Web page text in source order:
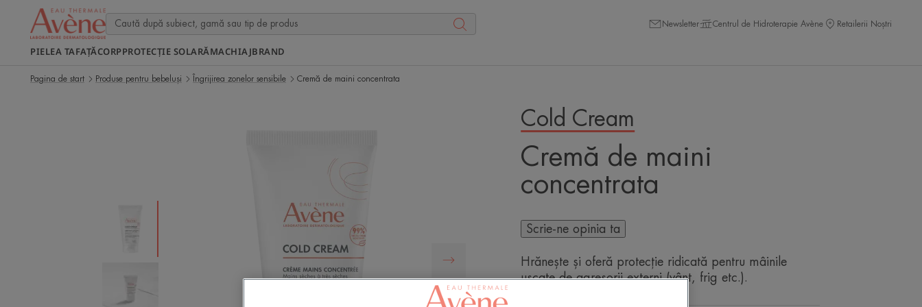
Newsletter Centrul de Hidroterapie Avène Retailerii Noștri
PIELEA TAFAȚĂCORPPROTECȚIE SOLARĂMACHIAJBRAND
Pagina de start Produse pentru bebeluși Îngrijirea zonelor sensibile Cremă de maini concentrata
Cold Cream
Cremă de maini
concentrata
Scrie-ne opinia ta
Hrănește și oferă protecție ridicată pentru mâinile
uscate de agresorii externi (vânt, frig etc.).